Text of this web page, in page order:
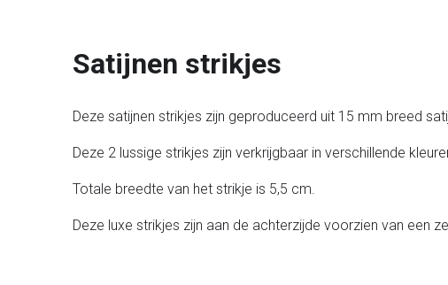
Satijnen strikjes
Deze satijnen strikjes zijn geproduceerd uit 15 mm breed
Deze 2 lussige strikjes zijn verkrijgbaar in verschillende
Totale breedte van het strikje is 5,5 cm.
Deze luxe strikjes zijn aan de achterzijde voorzien van een